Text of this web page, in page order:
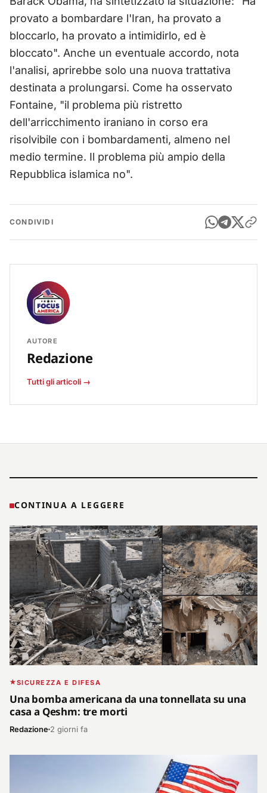
provato a bombardare l'Iran, ha provato a
bloccarlo, ha provato a intimidirlo, ed è
bloccato". Anche un eventuale accordo, nota
l'analisi, aprirebbe solo una nuova trattativa
destinata a prolungarsi. Come ha osservato
Fontaine, "il problema più ristretto
dell'arricchimento iraniano in corso era
risolvibile con i bombardamenti, almeno nel
medio termine. Il problema più ampio della
Repubblica islamica no".
CONDIVIDI
AUTORE
Redazione
Tutti gli articoli →
CONTINUA A LEGGERE
SICUREZZA E DIFESA
Una bomba americana da una tonnellata su una
casa a Qeshm: tre morti
Redazione 2 giorni fa